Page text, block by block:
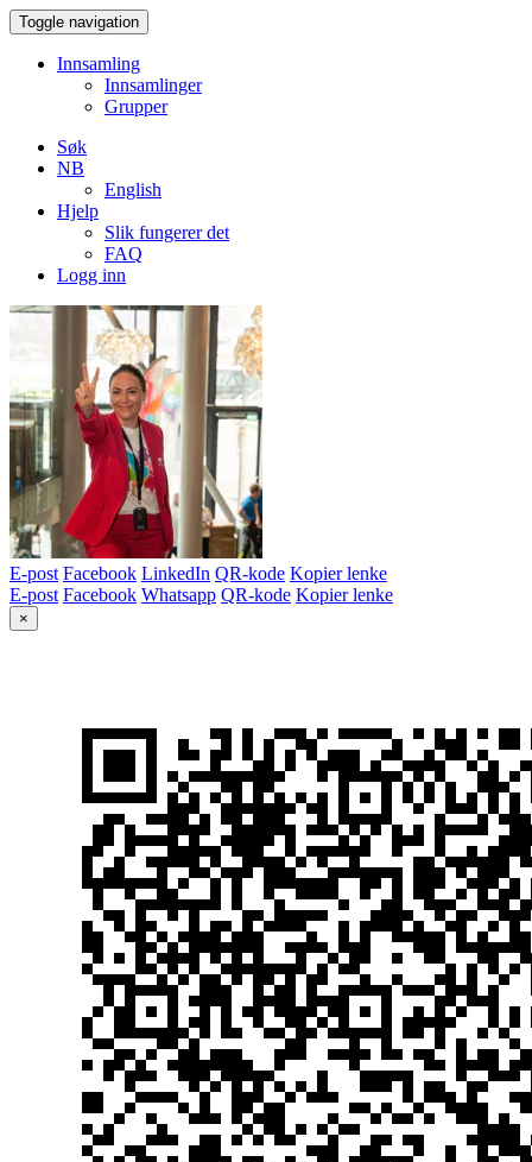
Toggle navigation
Innsamling
Innsamlinger
Grupper
Søk
NB
English
Hjelp
Slik fungerer det
FAQ
Logg inn
E-post Facebook LinkedIn QR-kode Kopier lenke
E-post Facebook Whatsapp QR-kode Kopier lenke
×